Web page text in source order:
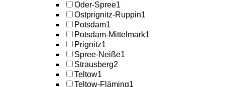
Oder-Spree1
Ostprignitz-Ruppin1
Potsdam1
Potsdam-Mittelmark1
Prignitz1
Spree-Neiße1
Strausberg2
Teltow1
Teltow-Fläming1